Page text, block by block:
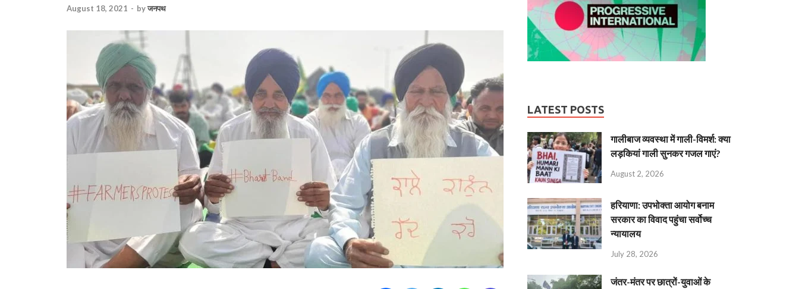
August 18, 2021 - byजनपथ
LATEST POSTS
गालीबाज व्‍यवस्‍था में गाली-विमर्श: क्या
लड़कियां गाली सुनकर गजल गाएं?
August 2, 2026
हरियाणा: उपभोक्ता आयोग बनाम
सरकार का विवाद पहुंचा सर्वोच्च
न्यायालय
July 28, 2026
जंतर-मंतर पर छात्रों-युवाओं के